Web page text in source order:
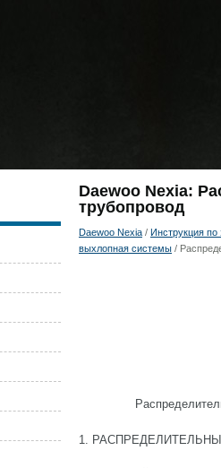
Daewoo Nexia:
трубопровод
Daewoo Nexia / Инструкция по
выхлопная системы /
1.